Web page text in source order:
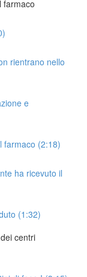
farmaco
rientrano nello
e
farmaco (2:18)
ha ricevuto il
(1:32)
centri